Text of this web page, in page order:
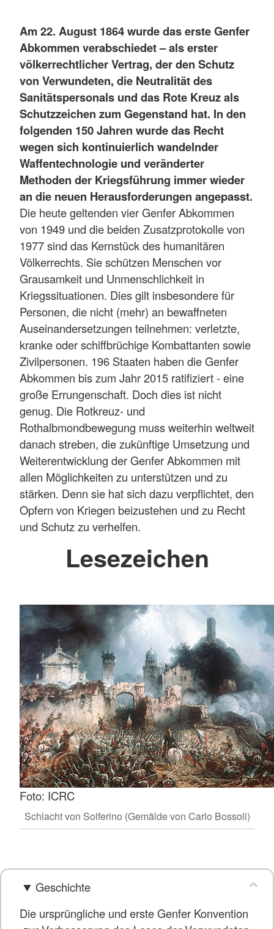
Am 22. August 1864 wurde das erste Genfer
Abkommen verabschiedet – als erster
völkerrechtlicher Vertrag, der den Schutz
von Verwundeten, die Neutralität des
Sanitätspersonals und das Rote Kreuz als
Schutzzeichen zum Gegenstand hat. In den
folgenden 150 Jahren wurde das Recht
wegen sich kontinuierlich wandelnder
Waffentechnologie und veränderter
Methoden der Kriegsführung immer wieder
an die neuen Herausforderungen angepasst.
Die heute geltenden vier Genfer Abkommen
von 1949 und die beiden Zusatzprotokolle von
1977 sind das Kernstück des humanitären
Völkerrechts. Sie schützen Menschen vor
Grausamkeit und Unmenschlichkeit in
Kriegssituationen. Dies gilt insbesondere für
Personen, die nicht (mehr) an bewaffneten
Auseinandersetzungen teilnehmen: verletzte,
kranke oder schiffbrüchige Kombattanten sowie
Zivilpersonen. 196 Staaten haben die Genfer
Abkommen bis zum Jahr 2015 ratifiziert - eine
große Errungenschaft. Doch dies ist nicht
genug. Die Rotkreuz- und
Rothalbmondbewegung muss weiterhin weltweit
danach streben, die zukünftige Umsetzung und
Weiterentwicklung der Genfer Abkommen mit
allen Möglichkeiten zu unterstützen und zu
stärken. Denn sie hat sich dazu verpflichtet, den
Opfern von Kriegen beizustehen und zu Recht
und Schutz zu verhelfen.
Lesezeichen
Foto: ICRC
Schlacht von Solferino (Gemälde von Carlo Bossoli)
Geschichte
Die ursprüngliche und erste Genfer Konvention